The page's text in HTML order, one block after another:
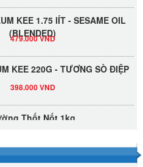
KEE 1.75 lÍT - SESAME OIL
(BLENDED)
479.000 VND
KEE 220G - TƯƠNG SÒ ĐIỆP
Thốt Nốt 1kg
hạt Long An 500g